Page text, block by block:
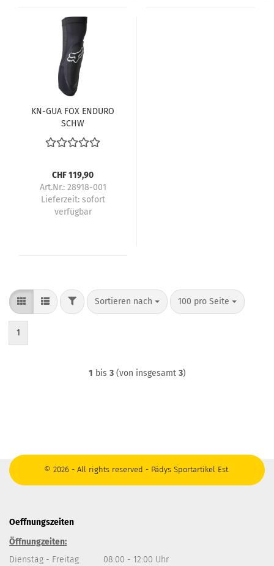
KN-GUA FOX ENDURO
SCHW
CHF 119,90
Art.Nr.: 28918-001
Lieferzeit: sofort
verfügbar
FILTERSortieren nach
Sortieren nach 100 pro Seite
pro Seite
1
1 bis 3(von insgesamt 3)
© 2026 - All rights reserved - Pädys Sportartikel Est.
Oeffnungszeiten
Öffnungzeiten:
Dienstag - Freitag
08:00 - 12:00 Uhr